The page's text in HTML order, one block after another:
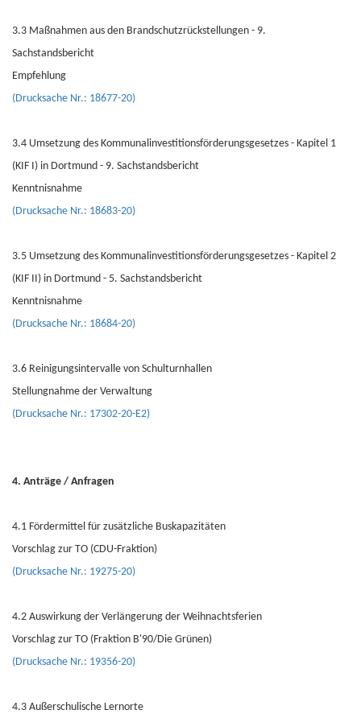
3.3 Maßnahmen aus den Brandschutzrückstellungen - 9.
Sachstandsbericht
Empfehlung
(Drucksache Nr.: 18677-20)
3.4 Umsetzung des Kommunalinvestitionsförderungsgesetzes - Kapitel 1
(KIF I) in Dortmund - 9. Sachstandsbericht
Kenntnisnahme
(Drucksache Nr.: 18683-20)
3.5 Umsetzung des Kommunalinvestitionsförderungsgesetzes - Kapitel 2
(KIF II) in Dortmund - 5. Sachstandsbericht
Kenntnisnahme
(Drucksache Nr.: 18684-20)
3.6 Reinigungsintervalle von Schulturnhallen
Stellungnahme der Verwaltung
(Drucksache Nr.: 17302-20-E2)
4. Anträge / Anfragen
4.1 Fördermittel für zusätzliche Buskapazitäten
Vorschlag zur TO (CDU-Fraktion)
(Drucksache Nr.: 19275-20)
4.2 Auswirkung der Verlängerung der Weihnachtsferien
Vorschlag zur TO (Fraktion B'90/Die Grünen)
(Drucksache Nr.: 19356-20)
4.3 Außerschulische Lernorte